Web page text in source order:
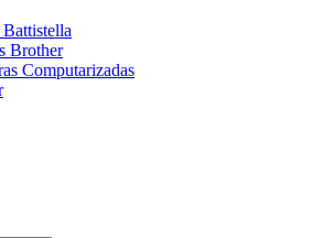
Brother
Computarizadas